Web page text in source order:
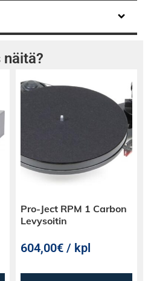
tarkkuutta ja
sulauttavat
käsityötaidon
vaativat äänen
nämä kaiuttimet eivät
ovat osoitus Bowers &
sitoutumisesta
tinkimätöntä laatua.
Pro-Ject RPM 1 Carbon
Levysoitin
604,00€ / kpl